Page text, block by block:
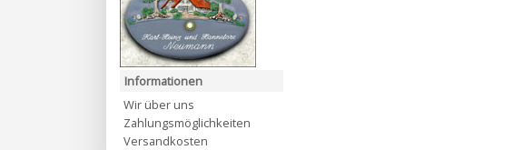
Informationen
Wir über uns
Zahlungsmöglichkeiten
Versandkosten